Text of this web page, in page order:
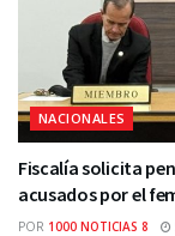
NACIONALES
Fiscalía solicita
acusados por el
POR 1000 NOTICIAS 8